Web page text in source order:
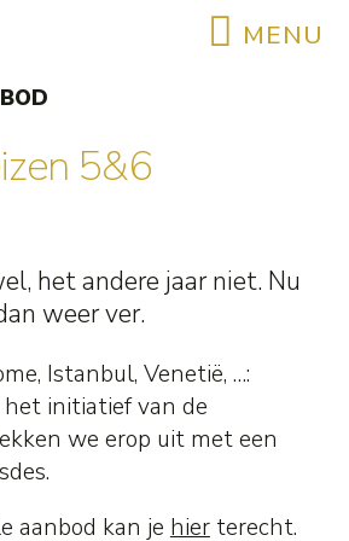
MENU
5&6
het andere jaar niet. Nu
weer ver.
Istanbul, Venetië, …:
initiatief van de
we erop uit met een
aanbod kan je hierterecht.